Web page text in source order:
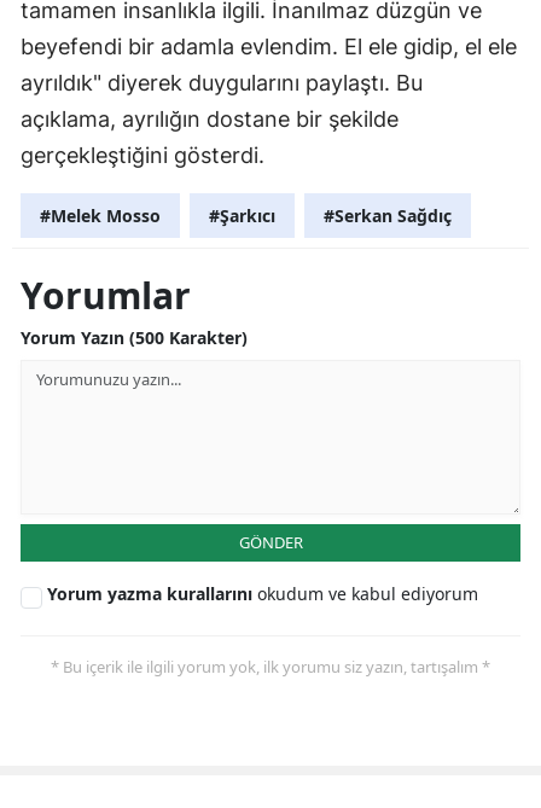
tamamen insanlıkla ilgili. İnanılmaz düzgün ve
beyefendi bir adamla evlendim. El ele gidip, el ele
ayrıldık" diyerek duygularını paylaştı. Bu
açıklama, ayrılığın dostane bir şekilde
gerçekleştiğini gösterdi.
#Melek Mosso #Şarkıcı #Serkan Sağdıç
Yorumlar
Yorum Yazın (500 Karakter)
GÖNDER
Yorum yazma kurallarını okudum ve kabul ediyorum
* Bu içerik ile ilgili yorum yok, ilk yorumu siz yazın, tartışalım *